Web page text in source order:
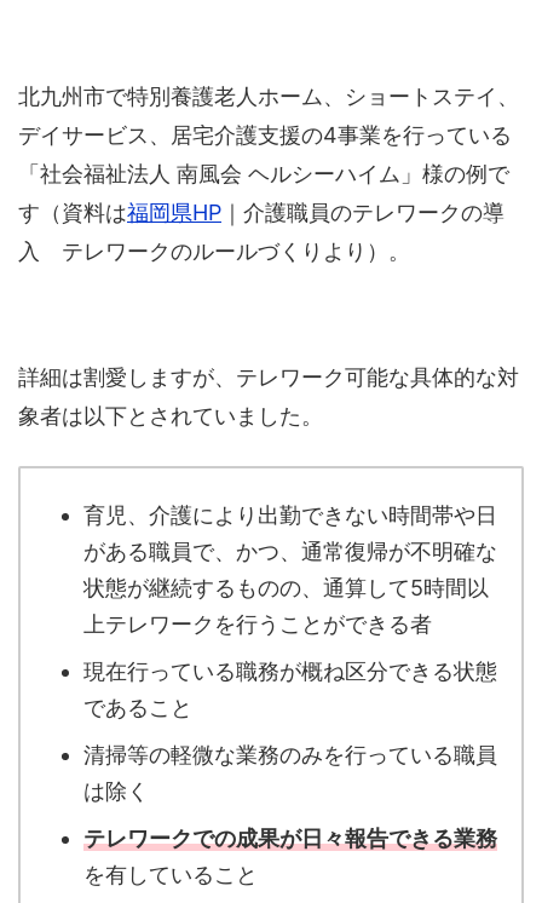
北九州市で特別養護老人ホーム、ショートステイ、
デイサービス、居宅介護支援の4事業を行っている
「社会福祉法人 南風会 ヘルシーハイム」様の例で
す（資料は福岡県HP ｜介護職員のテレワークの導
入 テレワークのルールづくりより）。
詳細は割愛しますが、テレワーク可能な具体的な対
象者は以下とされていました。
育児、介護により出勤できない時間帯や日
がある職員で、かつ、通常復帰が不明確な
状態が継続するものの、通算して5時間以
上テレワークを行うことができる者
現在行っている職務が概ね区分できる状態
であること
清掃等の軽微な業務のみを行っている職員
は除く
テレワークでの成果が日々報告できる業務
を有していること